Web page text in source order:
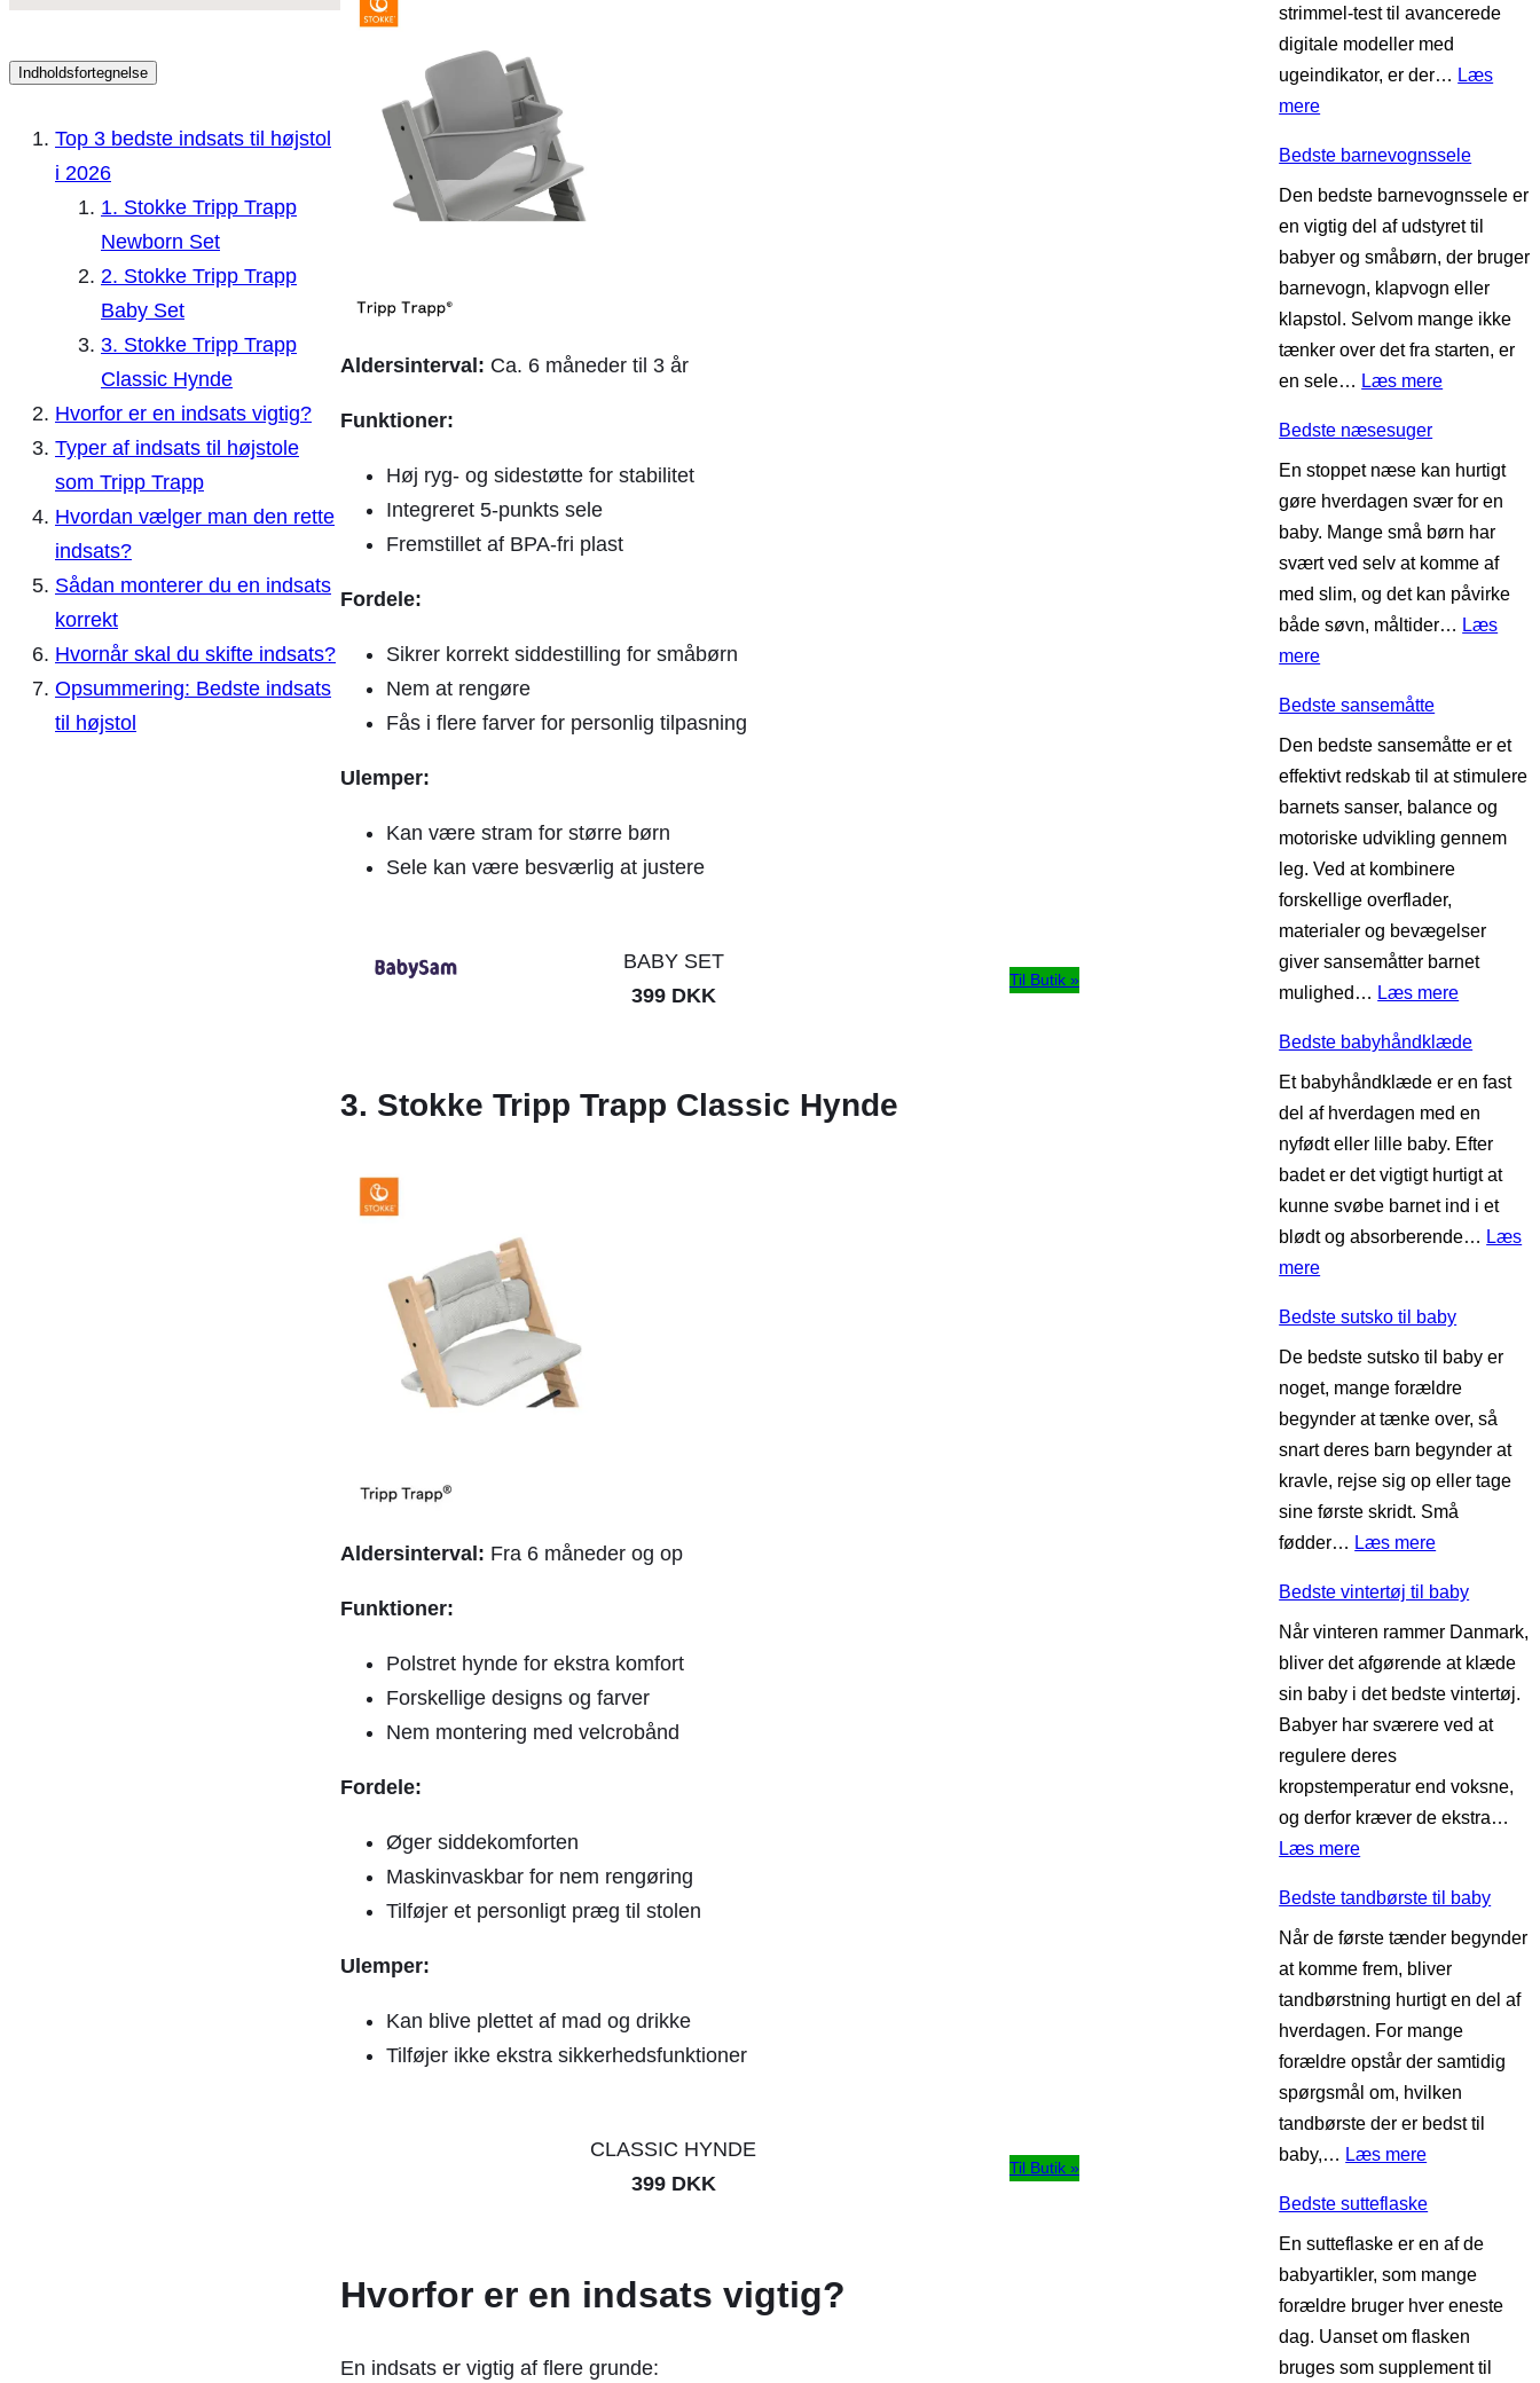
Indholdsfortegnelse
Top 3 bedste indsats til højstol
i 2026
1. Stokke Tripp Trapp
Newborn Set
2. Stokke Tripp Trapp
Baby Set
3. Stokke Tripp Trapp
Classic Hynde
Hvorfor er en indsats vigtig?
Typer af indsats til højstole
som Tripp Trapp
Hvordan vælger man den rette
indsats?
Sådan monterer du en indsats
korrekt
Hvornår skal du skifte indsats?
Opsummering: Bedste indsats
til højstol
Aldersinterval: Ca. 6 måneder til 3 år
Funktioner:
Høj ryg- og sidestøtte for stabilitet
Integreret 5-punkts sele
Fremstillet af BPA-fri plast
Fordele:
Sikrer korrekt siddestilling for småbørn
Nem at rengøre
Fås i flere farver for personlig tilpasning
Ulemper:
Kan være stram for større børn
Sele kan være besværlig at justere
BABY SET
399 DKK
Til Butik »
3. Stokke Tripp Trapp Classic Hynde
Aldersinterval: Fra 6 måneder og op
Funktioner:
Polstret hynde for ekstra komfort
Forskellige designs og farver
Nem montering med velcrobånd
Fordele:
Øger siddekomforten
Maskinvaskbar for nem rengøring
Tilføjer et personligt præg til stolen
Ulemper:
Kan blive plettet af mad og drikke
Tilføjer ikke ekstra sikkerhedsfunktioner
CLASSIC HYNDE
399 DKK
Til Butik »
Hvorfor er en indsats vigtig?
En indsats er vigtig af flere grunde:
r
l
g
s
v
æ
e
t
i
r
n
strimmel-test til avancerede
digitale modeller med
ugeindikator, er der… Læs
mere:
e
d
s
t
e
g
r
a
i
d
i
t
e
t
s
t
t
Bedste barnevognssele
Den bedste barnevognssele er
en vigtig del af udstyret til
babyer og småbørn, der bruger
barnevogn, klapvogn eller
klapstol. Selvom mange ikke
tænker over det fra starten, er
en sele… Læs mere:
d
s
t
e
b
a
v
o
g
n
s
s
e
l
e
Bedste næsesuger
En stoppet næse kan hurtigt
gøre hverdagen svær for en
baby. Mange små børn har
svært ved selv at komme af
med slim, og det kan påvirke
både søvn, måltider… Læs
mere:
e
d
s
t
e
n
æ
s
e
s
g
e
r
Bedste sansemåtte
Den bedste sansemåtte er et
effektivt redskab til at stimulere
barnets sanser, balance og
motoriske udvikling gennem
leg. Ved at kombinere
forskellige overflader,
materialer og bevægelser
giver sansemåtter barnet
mulighed… Læs mere:
e
d
s
t
e
s
a
m
å
t
t
e
Bedste babyhåndklæde
Et babyhåndklæde er en fast
del af hverdagen med en
nyfødt eller lille baby. Efter
badet er det vigtigt hurtigt at
kunne svøbe barnet ind i et
blødt og absorberende… Læs
mere:
e
d
s
t
e
b
a
b
h
å
n
d
k
l
æ
d
e
Bedste sutsko til baby
De bedste sutsko til baby er
noget, mange forældre
begynder at tænke over, så
snart deres barn begynder at
kravle, rejse sig op eller tage
sine første skridt. Små
fødder… Læs mere:
e
d
s
t
e
u
t
o
t
i
l
b
a
b
y
Bedste vintertøj til baby
Når vinteren rammer Danmark,
bliver det afgørende at klæde
sin baby i det bedste vintertøj.
Babyer har sværere ved at
regulere deres
kropstemperatur end voksne,
og derfor kræver de ekstra…
Læs mere:
e
d
s
t
e
v
i
n
t
r
t
ø
j
t
i
Bedste tandbørste til baby
Når de første tænder begynder
at komme frem, bliver
tandbørstning hurtigt en del af
hverdagen. For mange
forældre opstår der samtidig
spørgsmål om, hvilken
tandbørste der er bedst til
baby,… Læs mere:
e
d
s
t
e
t
Bedste sutteflaske
En sutteflaske er en af de
babyartikler, som mange
forældre bruger hver eneste
dag. Uanset om flasken
bruges som supplement til